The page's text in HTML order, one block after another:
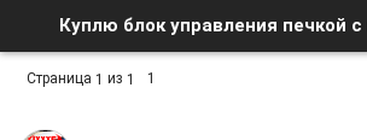
Страница 1 из 1 1